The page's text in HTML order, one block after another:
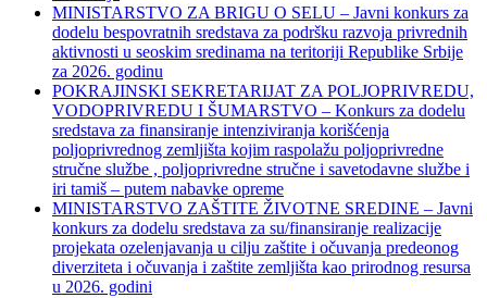
MINISTARSTVO ZA BRIGU O SELU – Javni konkurs za
dodelu bespovratnih sredstava za podršku razvoja privrednih
aktivnosti u seoskim sredinama na teritoriji Republike Srbije
za 2026. godinu
POKRAJINSKI SEKRETARIJAT ZA POLJOPRIVREDU,
VODOPRIVREDU I ŠUMARSTVO – Konkurs za dodelu
sredstava za finansiranje intenziviranja korišćenja
poljoprivrednog zemljišta kojim raspolažu poljoprivredne
stručne službe , poljoprivredne stručne i savetodavne službe i
iri tamiš ‒ putem nabavke opreme
MINISTARSTVO ZAŠTITE ŽIVOTNE SREDINE – Javni
konkurs za dodelu sredstava za su/finansiranje realizacije
projekata ozelenjavanja u cilju zaštite i očuvanja predeonog
diverziteta i očuvanja i zaštite zemljišta kao prirodnog resursa
u 2026. godini